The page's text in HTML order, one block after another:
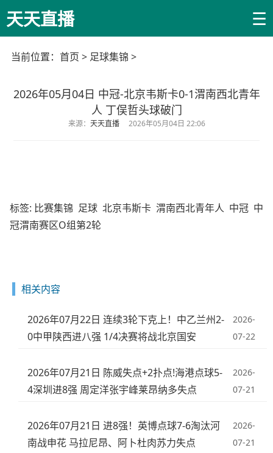
天天直播 ☰
当前位置： 首页 > 足球集锦 >
2026年05月04日 中冠-北京韦斯卡0-1渭南西北青年
人 丁俣哲头球破门
来源： 天天直播 2026年05月04日 22:06
标签: 比赛集锦 足球 北京韦斯卡 渭南西北青年人 中冠 中
冠渭南赛区O组第2轮
相关内容
2026年07月22日 连续3轮下克上！中乙兰州2-
0中甲陕西进八强 1/4决赛将战北京国安
2026-
07-22
2026年07月21日 陈威失点+2扑点!海港点球5-
4深圳进8强 周定洋张宇峰莱昂纳多失点
2026-
07-21
2026年07月21日 进8强！英博点球7-6淘汰河
南战申花 马拉尼昂、阿卜杜肉苏力失点
2026-
07-21